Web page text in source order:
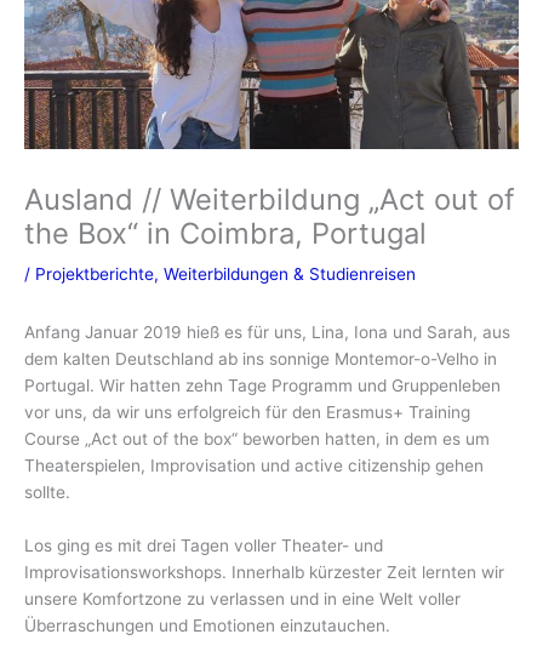
Ausland // Weiterbildung „Act out of
the Box“ in Coimbra, Portugal
/ Projektberichte, Weiterbildungen & Studienreisen
Anfang Januar 2019 hieß es für uns, Lina, Iona und Sarah, aus
dem kalten Deutschland ab ins sonnige Montemor-o-Velho in
Portugal. Wir hatten zehn Tage Programm und Gruppenleben
vor uns, da wir uns erfolgreich für den Erasmus+ Training
Course „Act out of the box“ beworben hatten, in dem es um
Theaterspielen, Improvisation und active citizenship gehen
sollte.
Los ging es mit drei Tagen voller Theater- und
Improvisationsworkshops. Innerhalb kürzester Zeit lernten wir
unsere Komfortzone zu verlassen und in eine Welt voller
Überraschungen und Emotionen einzutauchen.